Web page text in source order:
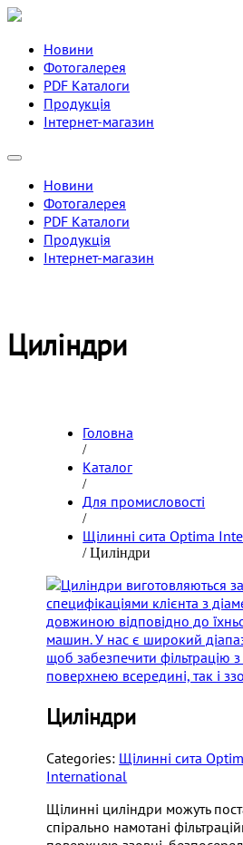
Новини
Фотогалерея
PDF Каталоги
Продукція
Інтернет-магазин
Новини
Фотогалерея
PDF Каталоги
Продукція
Інтернет-магазин
Циліндри
Головна
/
Каталог
/
Для промисловості
/
Щілинні сита Optima
/ Циліндри
Циліндри
Categories: Щілинні сита
International
Щілинні циліндри можуть
спірально намотані